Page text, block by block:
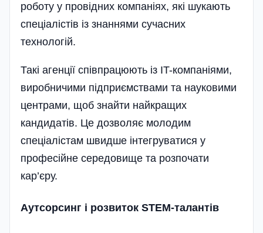
роботу у провідних компаніях, які шукають
спеціалістів із знаннями сучасних
технологій.
Такі агенції співпрацюють із IT-компаніями,
виробничими підприємствами та науковими
центрами, щоб знайти найкращих
кандидатів. Це дозволяє молодим
спеціалістам швидше інтегруватися у
професійне середовище та розпочати
кар’єру.
Аутсорсинг і розвиток STEM-талантів